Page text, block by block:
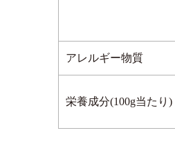
アレルギー物質
栄養成分(100g当たり)